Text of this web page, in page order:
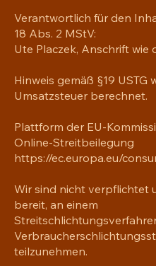
Verantwortlich für den
18 Abs. 2 MStV:
Ute Placzek, Anschrift wie
Hinweis gemäß §19 USTG
Umsatzsteuer berechnet.
Plattform der EU-
Online-Streitbeilegung
https://ec.europa.eu/
Wir sind nicht verpflichtet
bereit, an einem
teilzunehmen.